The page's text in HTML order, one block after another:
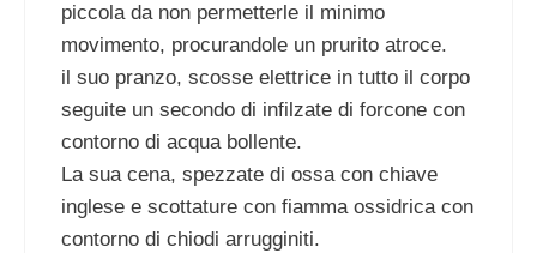
piccola da non permetterle il minimo
movimento, procurandole un prurito atroce.
il suo pranzo, scosse elettrice in tutto il corpo
seguite un secondo di infilzate di forcone con
contorno di acqua bollente.
La sua cena, spezzate di ossa con chiave
inglese e scottature con fiamma ossidrica con
contorno di chiodi arrugginiti.